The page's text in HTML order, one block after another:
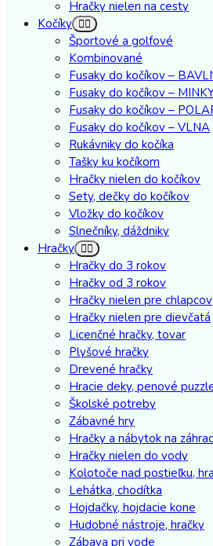
Hračky nielen na cesty
Kočíky
Športové a golfové
Kombinované
Fusaky do kočíkov –
Fusaky do kočíkov –
Fusaky do kočíkov –
Fusaky do kočíkov – VLNA
Rukávniky do kočíka
Tašky ku kočíkom
Hračky nielen do kočíkov
Sety, dečky do kočíkov
Vložky do kočíkov
Slnečníky, dáždniky
Hračky
Hračky do 3 rokov
Hračky od 3 rokov
Hračky nielen pre chlapcov
Hračky nielen pre dievčatá
Licenčné hračky, tovar
Plyšové hračky
Drevené hračky
Hracie deky, penové
Školské potreby
Zábavné hry
Hračky a nábytok na
Hračky nielen do vody
Kolotoče nad postieľku,
Lehátka, chodítka
Hojdačky, hojdacie kone
Hudobné nástroje, hračky
Zábava pri vode